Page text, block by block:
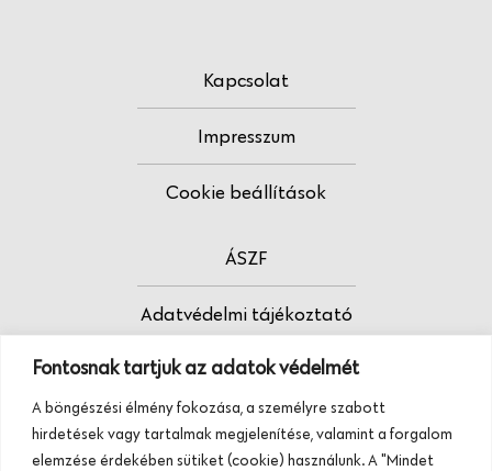
Fontosnak tartjuk az adatok védelmét
A böngészési élmény fokozása, a személyre szabott
hirdetések vagy tartalmak megjelenítése, valamint a forgalom
elemzése érdekében sütiket (cookie) használunk. A "Mindet
Kapcsolat
Impresszum
Cookie beállítások
ÁSZF
Adatvédelmi tájékoztató
Fodrász vagy?
Tudj meg többet termékeinkről, szolgáltatásainkról.
Hívj minket, vagy üzenj nekünk ezen a